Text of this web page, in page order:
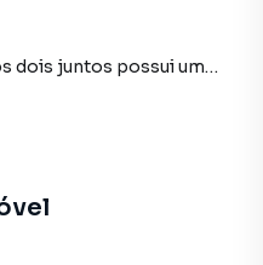
dois juntos possui um